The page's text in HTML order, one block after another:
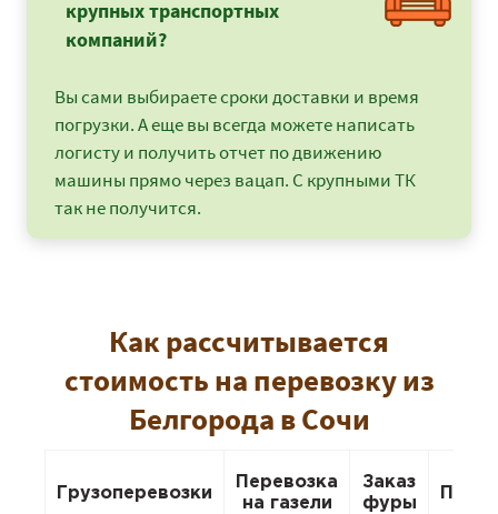
крупных транспортных
компаний?
Вы сами выбираете сроки доставки и время
погрузки. А еще вы всегда можете написать
логисту и получить отчет по движению
машины прямо через вацап. С крупными ТК
так не получится.
Как рассчитывается
стоимость на перевозку из
Белгорода в Сочи
Грузоперевозки
Перевозка
на газели
Заказ
фуры